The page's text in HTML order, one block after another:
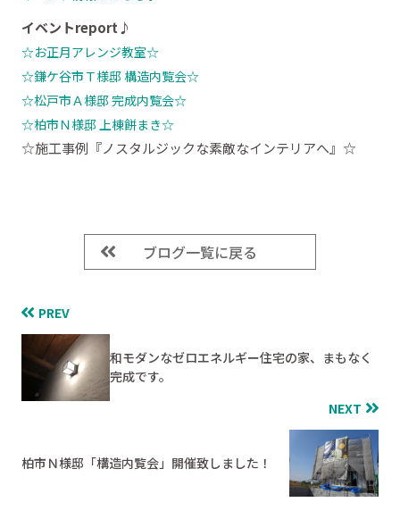
イベントreport♪
☆お正月アレンジ教室☆
☆鎌ケ谷市Ｔ様邸 構造内覧会☆
☆松戸市Ａ様邸 完成内覧会☆
☆柏市Ｎ様邸 上棟餅まき☆
☆施工事例『ノスタルジックな素敵なインテリアへ』☆
ブログ一覧に戻る
PREV
和モダンなゼロエネルギー住宅の家、まもなく
完成です。
NEXT
柏市Ｎ様邸「構造内覧会」開催致しました！